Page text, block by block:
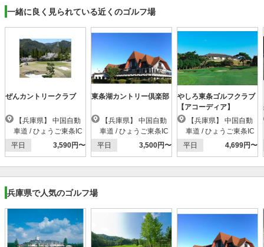
一緒に良く見られている近くのゴルフ場
ぜんカントリークラブ
車道 / ひょうご東条IC
平日
3,590円〜
東条湖カントリー倶楽部
車道 / ひょうご東条IC
平日
3,500円〜
やしろ東条ゴルフクラブ
【アコーディア】
車道 / ひょうご東条IC
平日
4,699円〜
兵庫県で人気のゴルフ場